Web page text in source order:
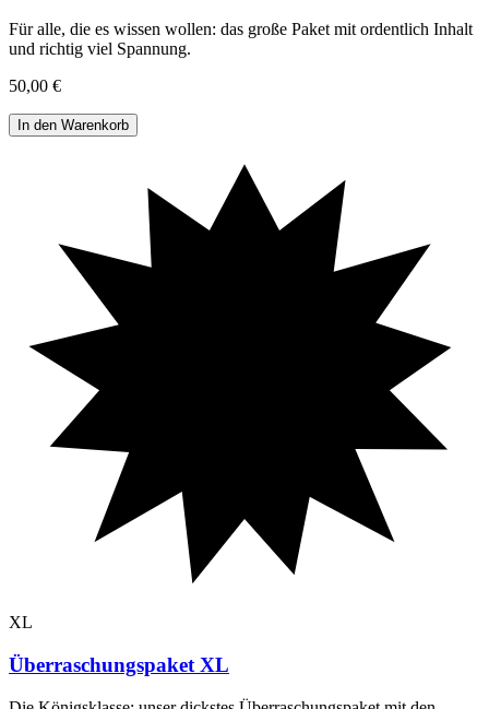
Für alle, die es wissen wollen: das große Paket mit ordentlich Inhalt
und richtig viel Spannung.
50,00 €
In den Warenkorb
XL
Überraschungspaket XL